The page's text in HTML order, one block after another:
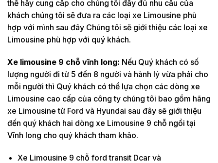
thế hãy cung cấp cho chúng tôi đầy đủ nhu cầu của
khách chúng tôi sẽ đưa ra các loại xe Limousine phù
hợp với mình sau đây Chúng tôi sẽ giới thiệu các loại xe
Limousine phù hợp với quý khách.
Xe limousine 9 chỗ vĩnh long: Nếu Quý khách có số
lượng người đi từ 5 đến 8 người và hành lý vừa phải cho
mỗi người thì Quý khách có thể lựa chọn các dòng xe
Limousine cao cấp của công ty chúng tôi bao gồm hãng
xe Limousine từ Ford và Hyundai sau đây sẽ giới thiệu
đến quý khách hai dòng xe Limousine 9 chỗ ngồi tại
Vĩnh long cho quý khách tham khảo.
Xe Limousine 9 chỗ ford transit Dcar và